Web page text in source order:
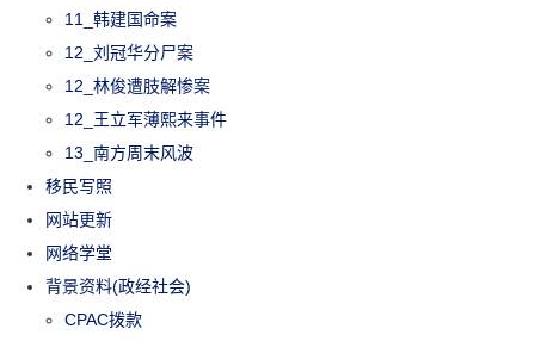
11_韩建国命案
12_刘冠华分尸案
12_林俊遭肢解惨案
12_王立军薄熙来事件
13_南方周末风波
移民写照
网站更新
网络学堂
背景资料(政经社会)
CPAC拨款